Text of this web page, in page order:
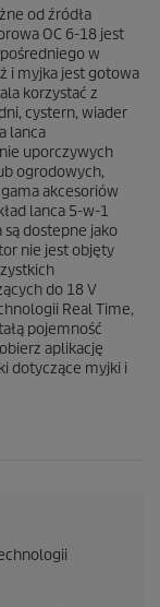
od źródła
OC 6-18 jest
w
i myjka jest gotowa
korzystać z
cystern, wiader
lanca
uporczywych
ogrodowych,
akcesoriów
lanca 5-w-1
dostepne jako
nie jest objęty
do 18 V
Real Time,
pojemność
aplikację
dotyczące myjki i